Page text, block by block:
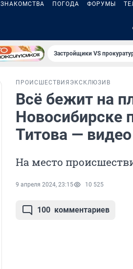
ЗНАКОМСТВА ПОГОДА ФОРУМЫ
Застройщики VS
ПРОИСШЕСТВИЯ ЭКСКЛЮЗИВ
Всё бежит на
Новосибирске
Титова — видео
На место
9 апреля 2024, 23:15 10 525
100 комментариев